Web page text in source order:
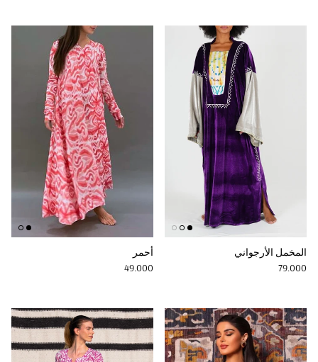
المخمل الأرجواني
Regular price
79.000
أحمر
Regular price
49.000